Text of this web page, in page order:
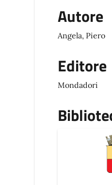
Autore
Angela, Piero
Editore
Mondadori